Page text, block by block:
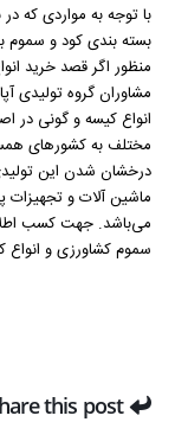
با توجه به مواردی که
بسته بندی کود و سموم
منظور اگر قصد خرید
مشاوران گروه تولیدی
انواع کیسه و گونی در
مختلف به کشورهای
درخشان شدن این
ماشین آلات و تجهیزات
می‌باشد. جهت کسب
سموم کشاورزی و انواع
this post